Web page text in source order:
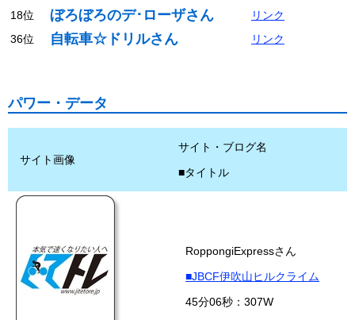
18位
ぼろぼろのデ･ローザさん
リンク
36位
自転車☆ドリルさん リンク
パワー・データ
サイト画像
サイト・ブログ名
■タイトル
RoppongiExpressさん
■JBCF伊吹山ヒルクライム
45分06秒：307W